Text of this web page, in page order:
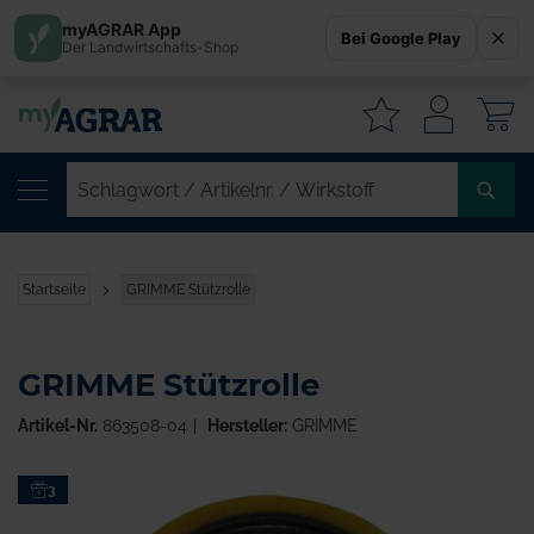
Startseite GRIMME Stützrolle
Zum3
GRIMME Stützrolle
Artikel-Nr. 863508-04 Hersteller:GRIMME
myAGRAR App
Der Landwirtschafts-Shop Bei Google Play